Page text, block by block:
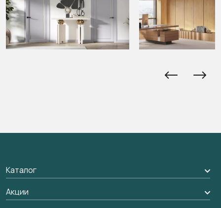
Каталог
Межкомнатные двери
Акции